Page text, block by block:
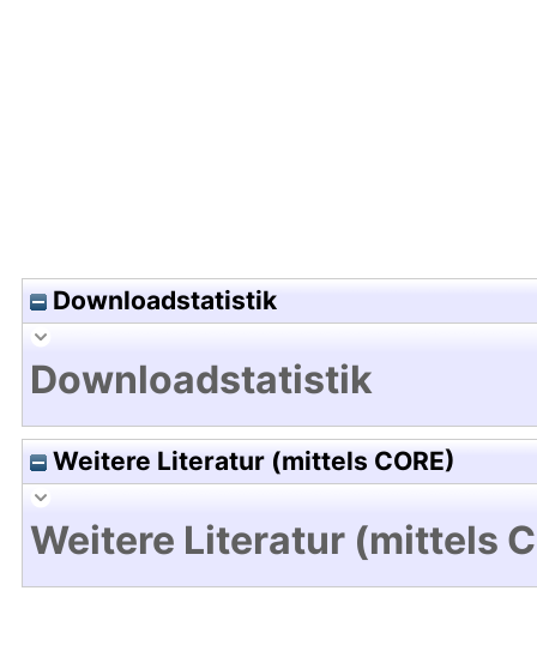
Downloadstatistik
Downloadstatistik
Weitere Literatur (mittels CORE)
Weitere Literatur (mittels